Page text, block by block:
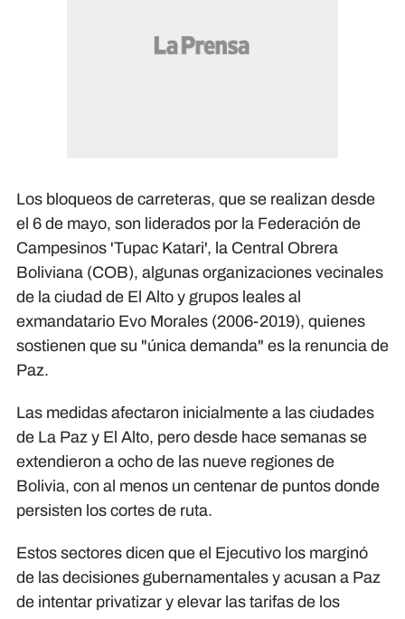
Los bloqueos de carreteras, que se realizan desde
el 6 de mayo, son liderados por la Federación de
Campesinos 'Tupac Katari', la Central Obrera
Boliviana (COB), algunas organizaciones vecinales
de la ciudad de El Alto y grupos leales al
exmandatario Evo Morales (2006-2019), quienes
sostienen que su "única demanda" es la renuncia de
Paz.
Las medidas afectaron inicialmente a las ciudades
de La Paz y El Alto, pero desde hace semanas se
extendieron a ocho de las nueve regiones de
Bolivia, con al menos un centenar de puntos donde
persisten los cortes de ruta.
Estos sectores dicen que el Ejecutivo los marginó
de las decisiones gubernamentales y acusan a Paz
de intentar privatizar y elevar las tarifas de los